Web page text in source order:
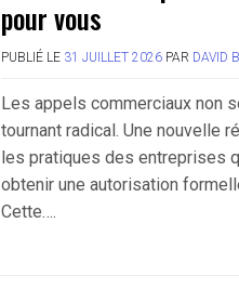
pour vous
PUBLIÉ LE 31 JUILLET 2026 PAR DAVID B
Les appels commerciaux non
tournant radical. Une nouvelle
les pratiques des entreprises
obtenir une autorisation
Cette….